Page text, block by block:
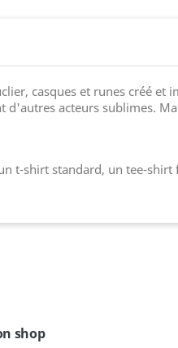
casques et runes créé et
acteurs sublimes.
t-shirt standard, un tee-
shop